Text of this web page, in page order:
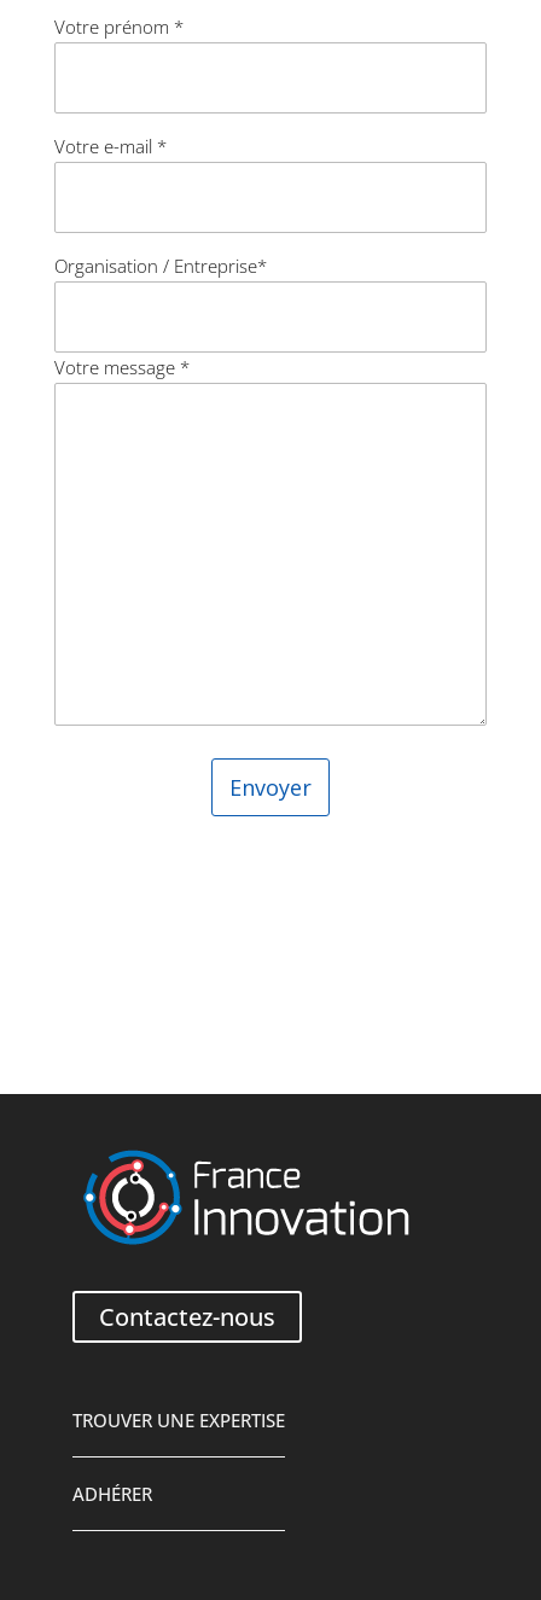
Votre prénom *
Votre e-mail *
Organisation / Entreprise*
Votre message *
Contactez-nous
TROUVER UNE EXPERTISE
ADHÉRER